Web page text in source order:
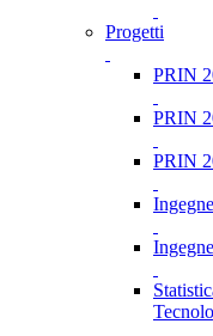
Progetti
PRIN
PRIN
PRIN